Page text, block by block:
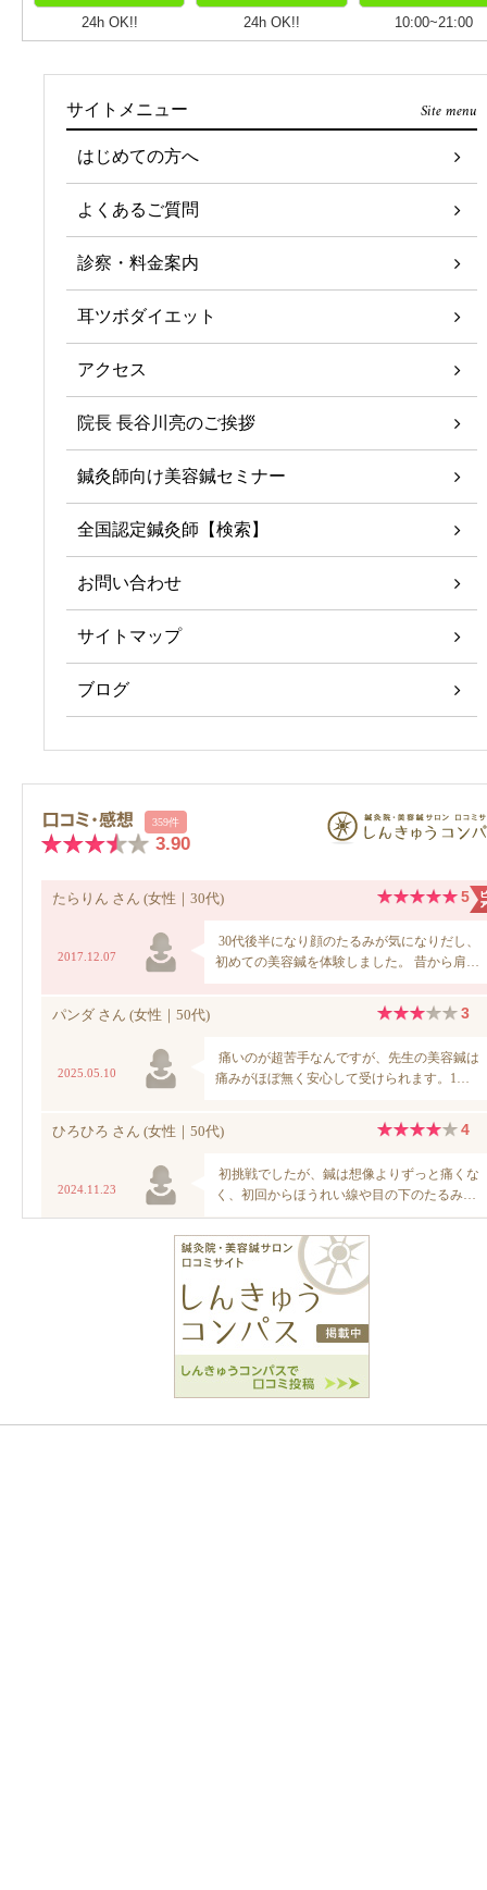
24h OK!! 24h OK!! 10:00~21:00
サイトメニュー Site menu
はじめての方へ
よくあるご質問
診察・料金案内
耳ツボダイエット
アクセス
院長 長谷川亮のご挨拶
鍼灸師向け美容鍼セミナー
全国認定鍼灸師【検索】
お問い合わせ
サイトマップ
ブログ
の口コミ・感想をもっと見る